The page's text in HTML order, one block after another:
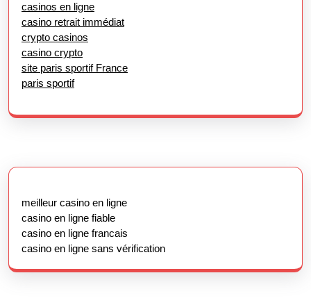
casinos en ligne
casino retrait immédiat
crypto casinos
casino crypto
site paris sportif France
paris sportif
meilleur casino en ligne
casino en ligne fiable
casino en ligne francais
casino en ligne sans vérification